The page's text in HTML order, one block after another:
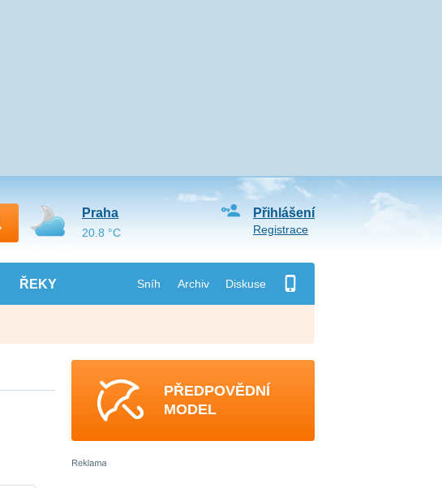
ŘEKY Sníh Archiv Diskuse
Přihlášení
Registrace
Praha
20.8 °C
PŘEDPOVĚDNÍ
MODEL